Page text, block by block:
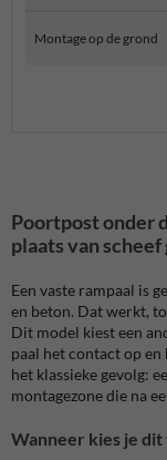
Montage op de grond
Poortpost onder
plaats van scheef
Een vaste rampaal is
en beton. Dat werkt,
Dit model kiest een
paal het contact op
het klassieke gevolg:
montagezone die na
Wanneer kies je